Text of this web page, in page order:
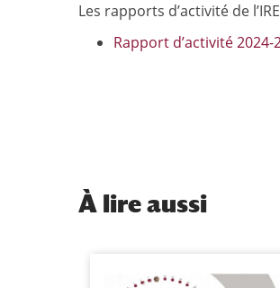
Les rapports d’activité de
Rapport d’activité 2024-
À lire aussi